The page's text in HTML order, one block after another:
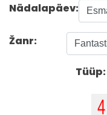
Nädalapäev:
Žanr:
Tüüp: